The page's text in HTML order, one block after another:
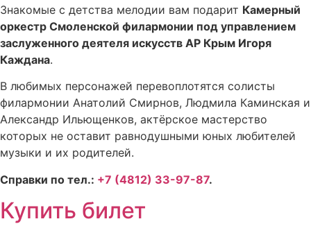
Знакомые с детства мелодии вам подарит Камерный
оркестр Смоленской филармонии под управлением
заслуженного деятеля искусств АР Крым Игоря
Каждана.
В любимых персонажей перевоплотятся солисты
филармонии Анатолий Смирнов, Людмила Каминская и
Александр Ильющенков, актёрское мастерство
которых не оставит равнодушными юных любителей
музыки и их родителей.
Справки по тел.: +7 (4812) 33-97-87.
Купить билет